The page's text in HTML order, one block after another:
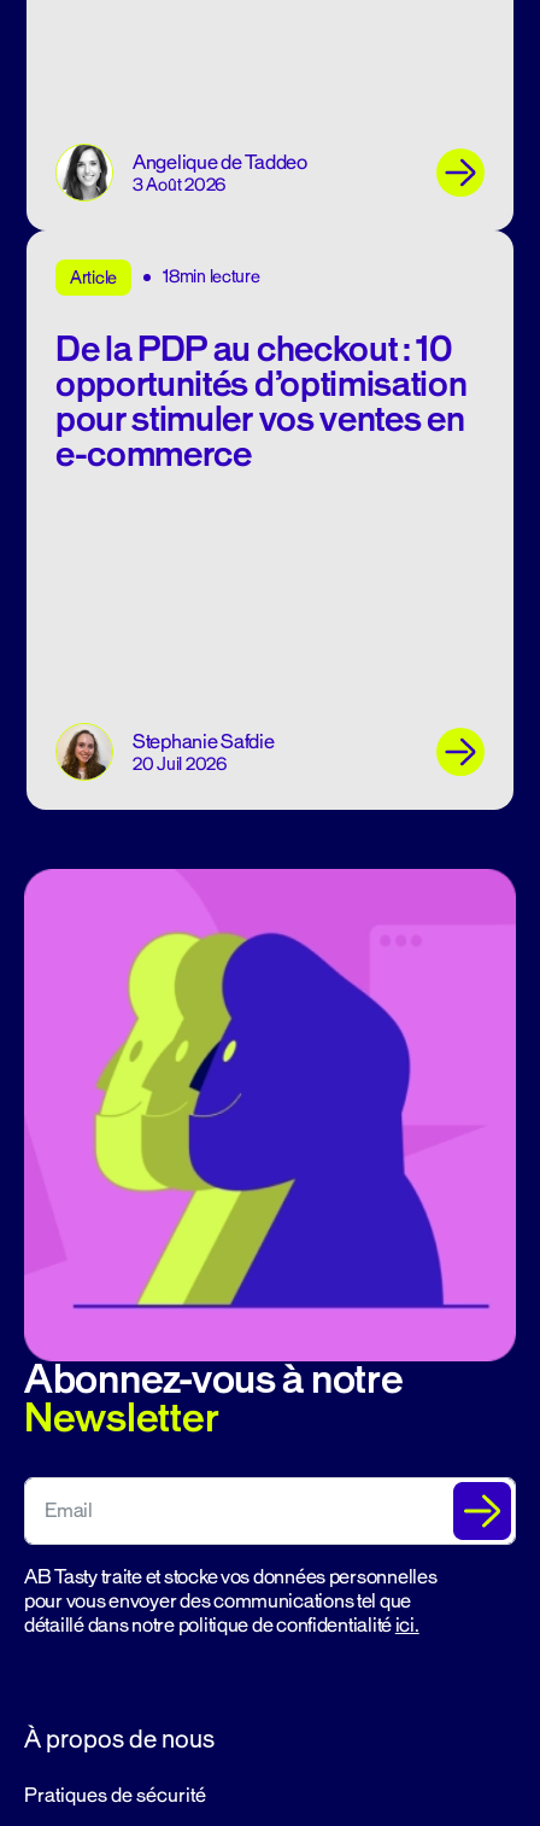
Angelique de Taddeo
3 Août 2026
Article 18min lecture
De la PDP au checkout : 10
opportunités d’optimisation
pour stimuler vos ventes en
e-commerce
Stephanie Safdie
20 Juil 2026
Abonnez-vous à notre
Newsletter
AB Tasty traite et stocke vos données personnelles
pour vous envoyer des communications tel que
détaillé dans notre politique de confidentialitéici.
À propos de nous
Pratiques de sécurité